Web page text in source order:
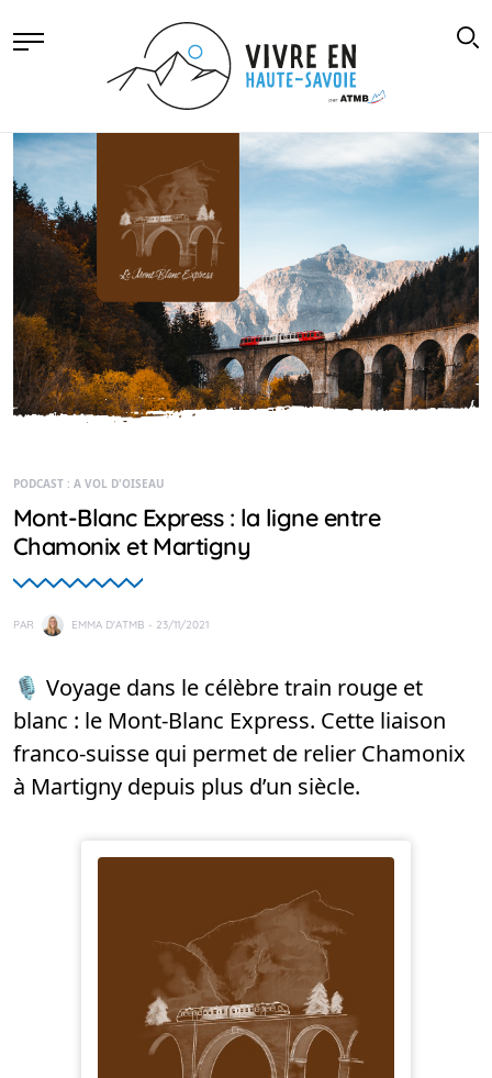
PODCAST : A VOL D'OISEAU
Mont-Blanc Express : la ligne entre
Chamonix et Martigny
PAR EMMA D'ATMB - 23/11/2021
🎙️ Voyage dans le célèbre train rouge et
blanc : le Mont-Blanc Express. Cette liaison
franco-suisse qui permet de relier Chamonix
à Martigny depuis plus d’un siècle.